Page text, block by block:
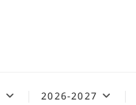
2026-2027